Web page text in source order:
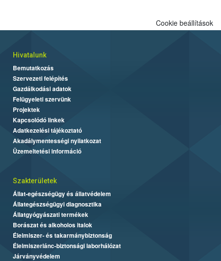
Cookie beállítások
Hivatalunk
Bemutatkozás
Szervezeti felépítés
Gazdálkodási adatok
Felügyeleti szervünk
Projektek
Kapcsolódó linkek
Adatkezelési tájékoztató
Akadálymentességi nyilatkozat
Üzemeltetési információ
Szakterületek
Állat-egészségügy és állatvédelem
Állategészségügyi diagnosztika
Állatgyógyászati termékek
Borászat és alkoholos italok
Élelmiszer- és takarmánybiztonság
Élelmiszerlánc-biztonsági laborhálózat
Járványvédelem